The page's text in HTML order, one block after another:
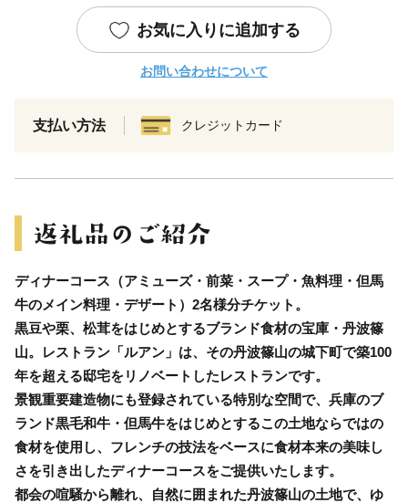
お気に入りに追加する
お問い合わせについて
支払い方法 クレジットカード
ディナーコース（アミューズ・前菜・スープ・魚料理・但馬
牛のメイン料理・デザート）2名様分チケット。
黒豆や栗、松茸をはじめとするブランド食材の宝庫・丹波篠
山。レストラン「ルアン」は、その丹波篠山の城下町で築100
年を超える邸宅をリノベートしたレストランです。
景観重要建造物にも登録されている特別な空間で、兵庫のブ
ランド黒毛和牛・但馬牛をはじめとするこの土地ならではの
食材を使用し、フレンチの技法をベースに食材本来の美味し
さを引き出したディナーコースをご提供いたします。
都会の喧騒から離れ、自然に囲まれた丹波篠山の土地で、ゆ